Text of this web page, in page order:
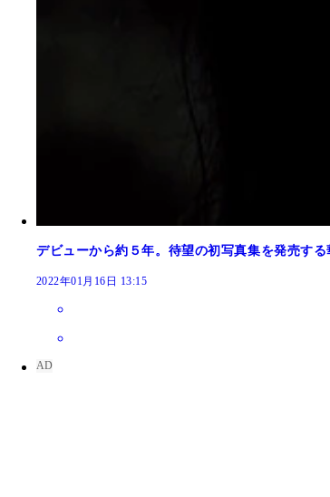
デビューから約５年。待望の初写真集を発売す
2022年01月16日 13:15